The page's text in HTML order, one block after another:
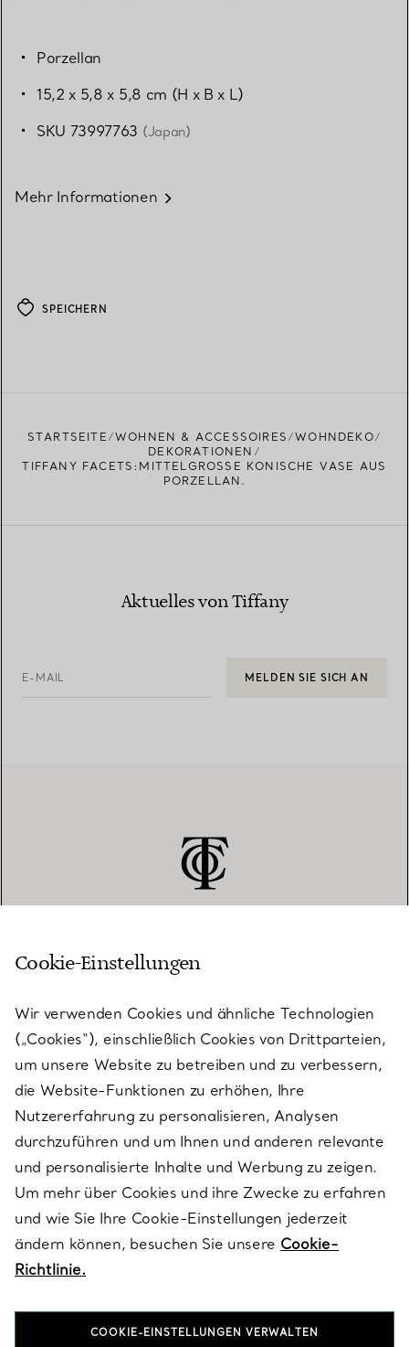
Porzellan
15,2 x 5,8 x 5,8 cm (H x B x L)
SKU 73997763 (Japan)
Mehr Informationen
SPEICHERN
STARTSEITE WOHNEN & ACCESSOIRES
WOHNDEKO
DEKORATIONEN
TIFFANY FACETS:MITTELGROSSE KONISCHE VASE AUS P
ORZELLAN.
Aktuelles von Tiffany
E-MAIL MELDEN SIE SICH AN
KUNDENSERVICE
SERVICES
ÜBER TIFFANY & CO.
RECHTLICHE HINWEISE
FOLGEN SIE UNS
Cookie-Einstellungen
Wir verwenden Cookies und ähnliche Technologien
(„Cookies“), einschließlich Cookies von Drittparteien,
um unsere Website zu betreiben und zu verbessern,
die Website-Funktionen zu erhöhen, Ihre
Nutzererfahrung zu personalisieren, Analysen
durchzuführen und um Ihnen und anderen relevante
und personalisierte Inhalte und Werbung zu zeigen.
Um mehr über Cookies und ihre Zwecke zu erfahren
und wie Sie Ihre Cookie-Einstellungen jederzeit
ändern können, besuchen Sie unsere Cookie-
Richtlinie.
COOKIE-EINSTELLUNGEN VERWALTEN